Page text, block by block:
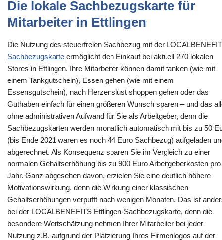
Die lokale Sachbezugskarte für
Mitarbeiter in Ettlingen
Die Nutzung des steuerfreien Sachbezug mit der
Sachbezugskarte ermöglicht den Einkauf bei aktuell 270 lokalen
Stores in Ettlingen. Ihre Mitarbeiter können damit tanken (wie mit
einem Tankgutschein), Essen gehen (wie mit einem
Essensgutschein), nach Herzenslust shoppen gehen oder das
Guthaben einfach für einen größeren Wunsch sparen – und das
ohne administrativen Aufwand für Sie als Arbeitgeber, denn die
Sachbezugskarten werden monatlich automatisch mit bis zu 50
(bis Ende 2021 waren es noch 44 Euro Sachbezug) aufgeladen
abgerechnet. Als Konsequenz sparen Sie im Vergleich zu einer
normalen Gehaltserhöhung bis zu 900 Euro Arbeitgeberkosten pro
Jahr. Ganz abgesehen davon, erzielen Sie eine deutlich höhere
Motivationswirkung, denn die Wirkung einer klassischen
Gehaltserhöhungen verpufft nach wenigen Monaten. Das ist
bei der LOCALBENEFITS Ettlingen-Sachbezugskarte, denn die
besondere Wertschätzung nehmen Ihrer Mitarbeiter bei jeder
Nutzung z.B. aufgrund der Platzierung Ihres Firmenlogos auf der